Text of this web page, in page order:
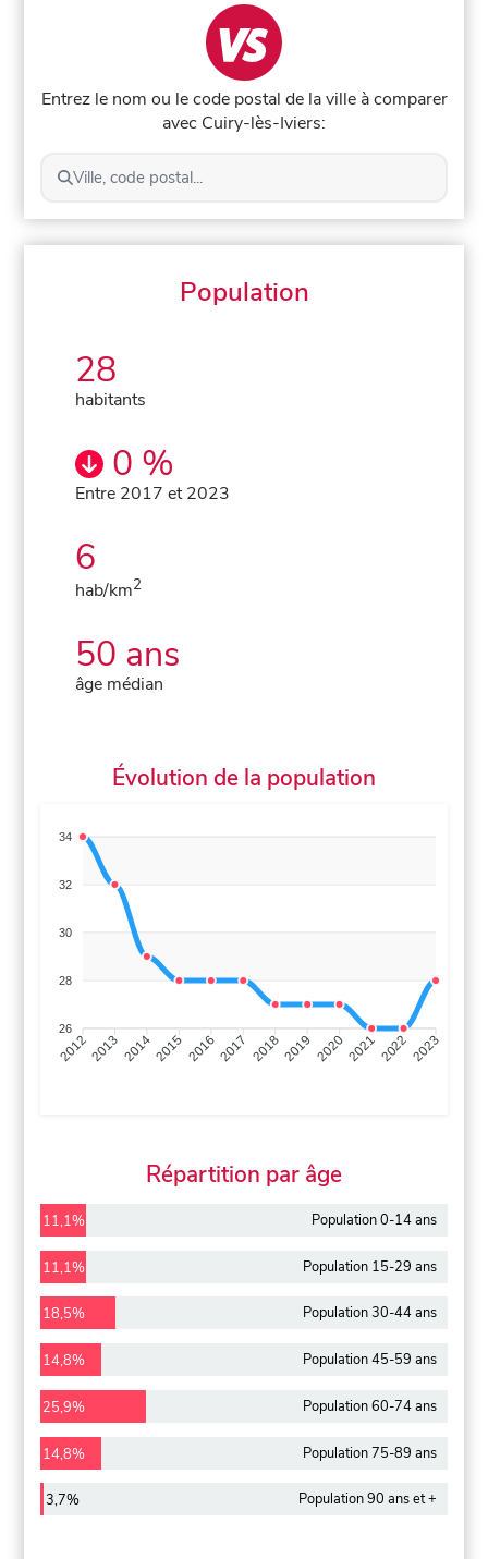
Entrez le nom ou le code postal de la ville à comparer
avec Cuiry-lès-Iviers:
Ville, code postal...
Population
28
habitants
0 %
Entre 2017 et 2023
6
hab/km2
50 ans
âge médian
Évolution de la population
34
32
30
28
26
20122013 20142015 20162017 20182019 20202021 2022 2023
Répartition par âge
11,1% Population 0-14 ans
11,1% Population 15-29 ans
18,5% Population 30-44 ans
14,8% Population 45-59 ans
25,9% Population 60-74 ans
14,8% Population 75-89 ans
3,7% Population 90 ans et +